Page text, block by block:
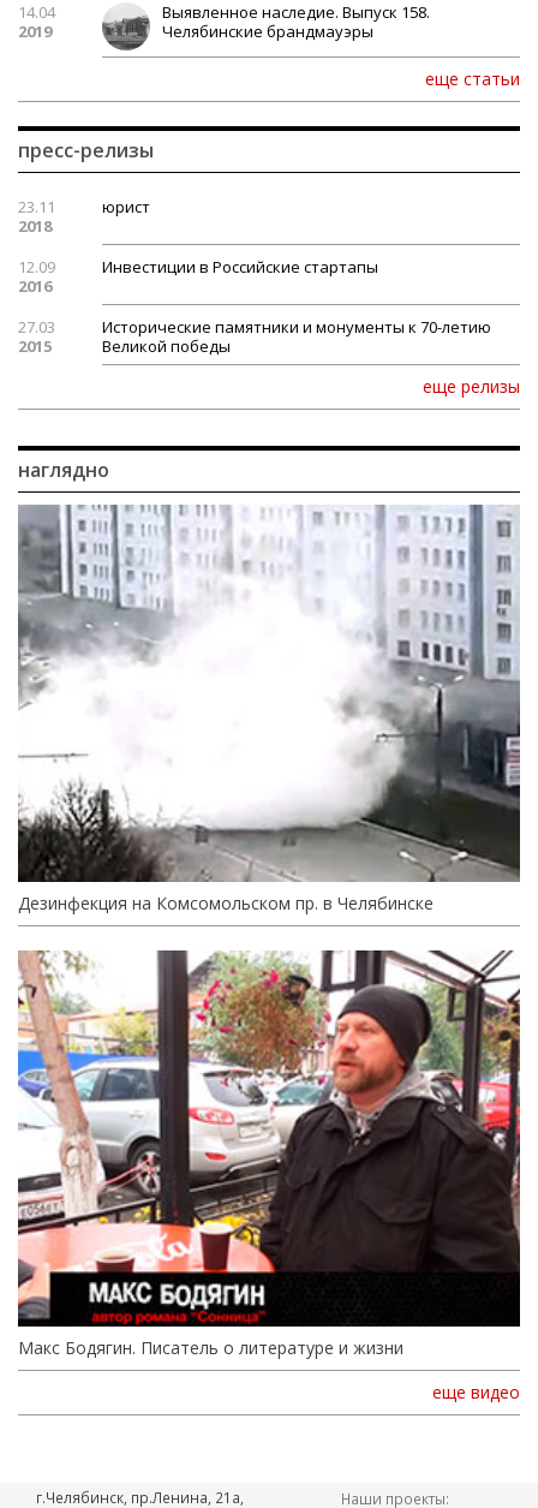
14.04
2019
Выявленное наследие. Выпуск 158.
Челябинские брандмауэры
еще статьи
пресс-релизы
23.11
2018
юрист
12.09
2016
Инвестиции в Российские стартапы
27.03
2015
Исторические памятники и монументы к 70-летию
Великой победы
еще релизы
наглядно
Дезинфекция на Комсомольском пр. в Челябинске
Макс Бодягин. Писатель о литературе и жизни
еще видео
г.Челябинск, пр.Ленина, 21а,
Наши проекты: